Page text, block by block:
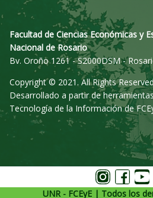
Facultad de Ciencias Económicas y
Nacional de Rosario
Bv. Oroño 1261 - S2000DSM -
Copyright © 2021. All Rights
Desarrollado a partir de
Tecnología de la Información de
UNR - FCEyE | Todos los